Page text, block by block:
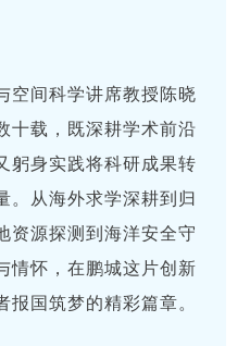
空间科学讲席教授陈晓
十载，既深耕学术前沿
躬身实践将科研成果转
。从海外求学深耕到归
资源探测到海洋安全守
情怀，在鹏城这片创新
报国筑梦的精彩篇章。